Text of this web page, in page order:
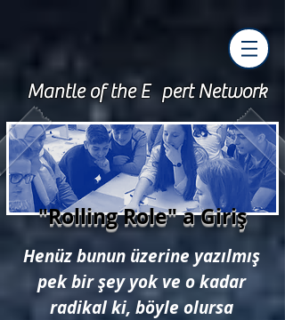
Mantle of the E pert Network
"Rolling Role" a Giriş
Henüz bunun üzerine yazılmış
pek bir şey yok ve o kadar
radikal ki, böyle olursa